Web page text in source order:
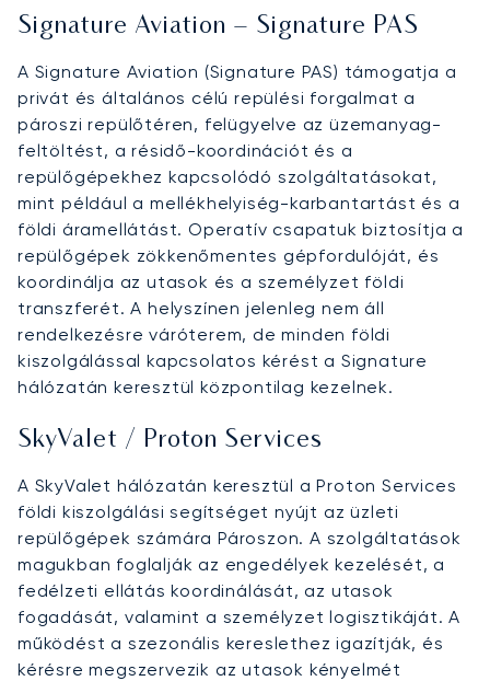
Signature Aviation – Signature PAS
A Signature Aviation (Signature PAS) támogatja a
privát és általános célú repülési forgalmat a
pároszi repülőtéren, felügyelve az üzemanyag-
feltöltést, a résidő-koordinációt és a
repülőgépekhez kapcsolódó szolgáltatásokat,
mint például a mellékhelyiség-karbantartást és a
földi áramellátást. Operatív csapatuk biztosítja a
repülőgépek zökkenőmentes gépfordulóját, és
koordinálja az utasok és a személyzet földi
transzferét. A helyszínen jelenleg nem áll
rendelkezésre váróterem, de minden földi
kiszolgálással kapcsolatos kérést a Signature
hálózatán keresztül központilag kezelnek.
SkyValet / Proton Services
A SkyValet hálózatán keresztül a Proton Services
földi kiszolgálási segítséget nyújt az üzleti
repülőgépek számára Pároszon. A szolgáltatások
magukban foglalják az engedélyek kezelését, a
fedélzeti ellátás koordinálását, az utasok
fogadását, valamint a személyzet logisztikáját. A
működést a szezonális kereslethez igazítják, és
kérésre megszervezik az utasok kényelmét